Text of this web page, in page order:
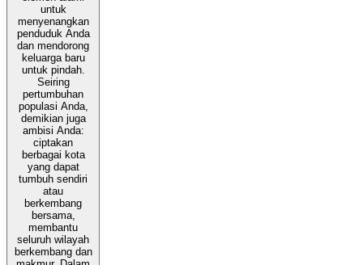
untuk
menyenangkan
penduduk Anda
dan mendorong
keluarga baru
untuk pindah.
Seiring
pertumbuhan
populasi Anda,
demikian juga
ambisi Anda:
ciptakan
berbagai kota
yang dapat
tumbuh sendiri
atau
berkembang
bersama,
membantu
seluruh wilayah
berkembang dan